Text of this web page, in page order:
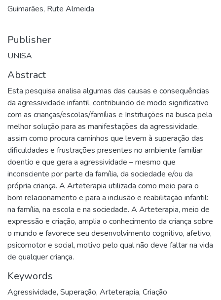
Guimarães, Rute Almeida
Publisher
UNISA
Abstract
Esta pesquisa analisa algumas das causas e consequências
da agressividade infantil, contribuindo de modo significativo
com as crianças/escolas/famílias e Instituições na busca pela
melhor solução para as manifestações da agressividade,
assim como procura caminhos que levem à superação das
dificuldades e frustrações presentes no ambiente familiar
doentio e que gera a agressividade – mesmo que
inconsciente por parte da família, da sociedade e/ou da
própria criança. A Arteterapia utilizada como meio para o
bom relacionamento e para a inclusão e reabilitação infantil:
na família, na escola e na sociedade. A Arteterapia, meio de
expressão e criação, amplia o conhecimento da criança sobre
o mundo e favorece seu desenvolvimento cognitivo, afetivo,
psicomotor e social, motivo pelo qual não deve faltar na vida
de qualquer criança.
Keywords
Agressividade, Superação, Arteterapia, Criação